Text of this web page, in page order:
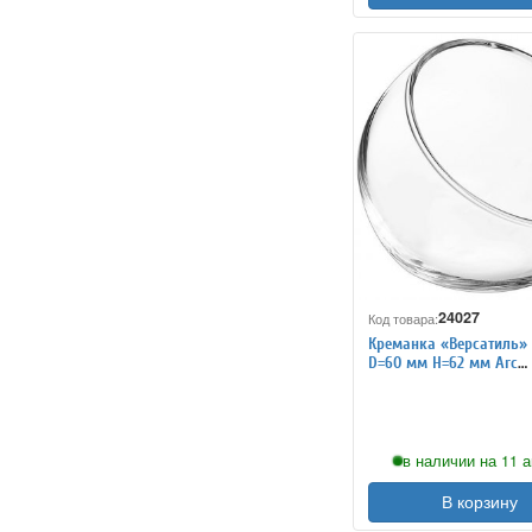
Код товара:24027
Креманка
D=60 мм H=62 мм Arc
в наличии на 11
В корзину